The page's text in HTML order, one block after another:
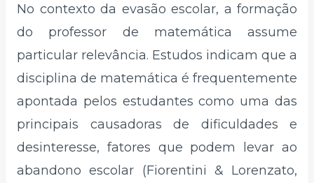
No contexto da evasão escolar, a formação
do professor de matemática assume
particular relevância. Estudos indicam que a
disciplina de matemática é frequentemente
apontada pelos estudantes como uma das
principais causadoras de dificuldades e
desinteresse, fatores que podem levar ao
abandono escolar (Fiorentini & Lorenzato,